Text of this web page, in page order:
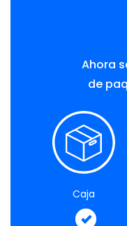
Ahora
de
Caja